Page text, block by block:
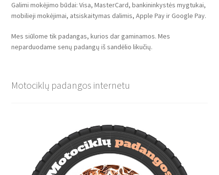
Galimi mokėjimo būdai: Visa, MasterCard, bankininkystės mygtukai,
mobilieji mokėjimai, atsiskaitymas dalimis, Apple Pay ir Google Pay.
Mes siūlome tik padangas, kurios dar gaminamos. Mes
neparduodame senų padangų iš sandėlio likučių.
Motociklų padangos internetu